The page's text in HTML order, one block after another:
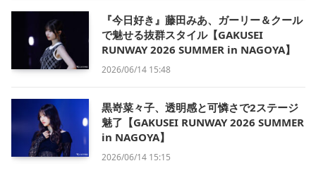
『今日好き』藤田みあ、ガーリー＆クール
で魅せる抜群スタイル【GAKUSEI
RUNWAY 2026 SUMMER in NAGOYA】
2026/06/14 15:48
黒嵜菜々子、透明感と可憐さで2ステージ
魅了【GAKUSEI RUNWAY 2026 SUMMER
in NAGOYA】
2026/06/14 15:15